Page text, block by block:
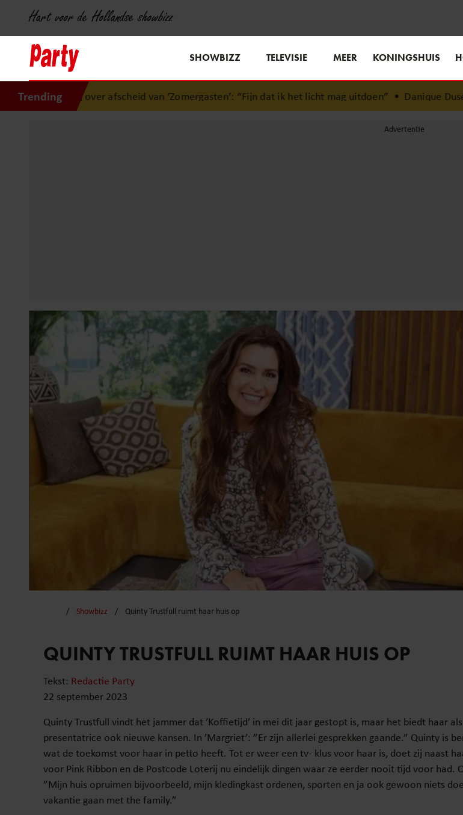
Hart voor de Hollandse showbizz
SHOWBIZZ TELEVISIE MEER KONINGSHUIS
Trending
over afscheid van ‘Zomergasten’: “Fijn dat ik het licht mag uitdoen”•Danique Dusée op een
Showbizz Quinty Trustfull ruimt haar huis op
QUINTY TRUSTFULL RUIMT HAAR HUIS OP
Tekst: Redactie Party
22 september 2023
Quinty Trustfull vindt het jammer dat ’Koffietijd’ in mei dit jaar gestopt is, maar het biedt haar als
presentatrice ook nieuwe kansen. In ’Margriet’: ”Er zijn allerlei gesprekken gaande.” Quinty is
wat de toekomst voor haar in petto heeft. Tot er weer een tv- klus voor haar is, doet zij naast
voor Pink Ribbon en de Postcode Loterij nu eindelijk dingen waar ze eerder nooit tijd voor had.
”Mijn huis opruimen bijvoorbeeld, mijn kledingkast ordenen, sporten en ja ook gewoon niets
vakantie gaan met the family.”